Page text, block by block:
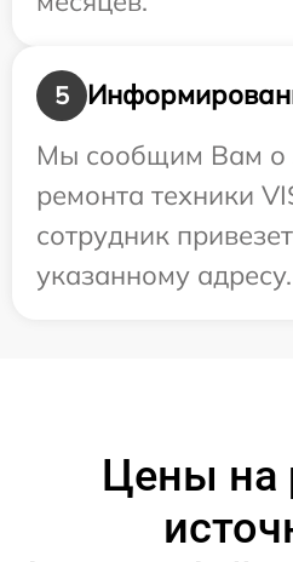
5
Мы сообщим Вам о
ремонта техники
сотрудник
указанному адресу.
Цены на